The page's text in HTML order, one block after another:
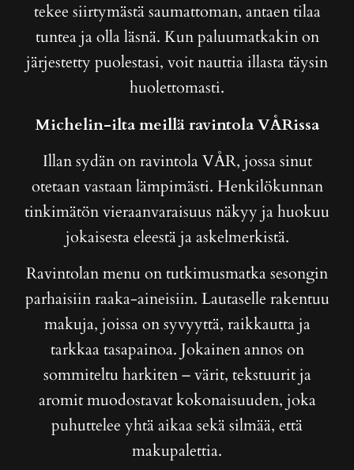
tekee siirtymästä saumattoman, antaen tilaa
tuntea ja olla läsnä. Kun paluumatkakin on
järjestetty puolestasi, voit nauttia illasta täysin
huolettomasti.
Michelin-ilta meillä ravintola VÅRissa
Illan sydän on ravintola VÅR, jossa sinut
otetaan vastaan lämpimästi. Henkilökunnan
tinkimätön vieraanvaraisuus näkyy ja huokuu
jokaisesta eleestä ja askelmerkistä.
Ravintolan menu on tutkimusmatka sesongin
parhaisiin raaka-aineisiin. Lautaselle rakentuu
makuja, joissa on syvyyttä, raikkautta ja
tarkkaa tasapainoa. Jokainen annos on
sommiteltu harkiten – värit, tekstuurit ja
aromit muodostavat kokonaisuuden, joka
puhuttelee yhtä aikaa sekä silmää, että
makupalettia.